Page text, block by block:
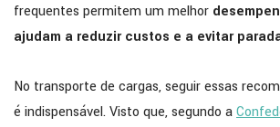
frequentes permitem um melhor
ajudam a reduzir custos e a evitar
No transporte de cargas, seguir essas
é indispensável. Visto que, segundo a